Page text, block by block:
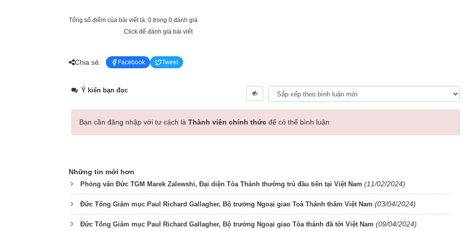
Tổng số điểm của bài viết là: 0 trong 0 đánh giá
Click để đánh giá bài viết
Chia sẻ: Facebook Tweet
Ý kiến bạn đọc
Bạn cần đăng nhập với tư cách là Thành viên chính thức để có thể bình luận
Những tin mới hơn
Phỏng vấn Đức TGM Marek Zalewshi, Đại diện Tòa Thánh thường trú đầu tiên tại Việt Nam (11/02/2024)
Đức Tổng Giám mục Paul Richard Gallagher, Bộ trưởng Ngoại giao Toà Thánh thăm Việt Nam (03/04/2024)
Đức Tổng Giám mục Paul Richard Gallagher, Bộ trưởng Ngoại giao Tòa thánh đã tới Việt Nam (09/04/2024)